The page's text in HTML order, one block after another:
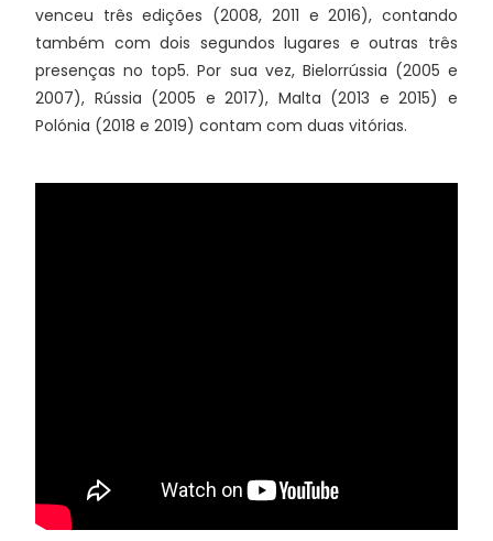
venceu três edições (2008, 2011 e 2016), contando
também com dois segundos lugares e outras três
presenças no top5. Por sua vez, Bielorrússia (2005 e
2007), Rússia (2005 e 2017), Malta (2013 e 2015) e
Polónia (2018 e 2019) contam com duas vitórias.